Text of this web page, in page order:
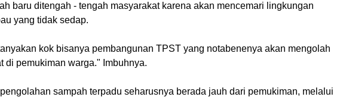
baru ditengah - tengah masyarakat karena akan mencemari lingkungan
yang tidak sedap.
kok bisanya pembangunan TPST yang notabenenya akan mengolah
di pemukiman warga." Imbuhnya.
sampah terpadu seharusnya berada jauh dari pemukiman, melalui